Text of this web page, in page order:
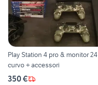
Play Station 4 pro & monitor 24
curvo + accessori
350 €